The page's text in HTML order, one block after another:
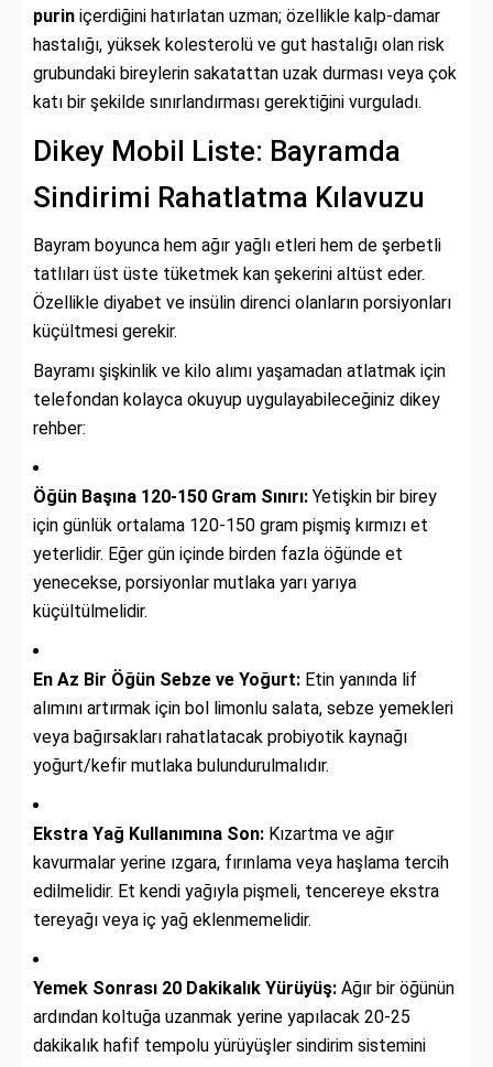
purin içerdiğini hatırlatan uzman; özellikle kalp-damar
hastalığı, yüksek kolesterolü ve gut hastalığı olan risk
grubundaki bireylerin sakatattan uzak durması veya çok
katı bir şekilde sınırlandırması gerektiğini vurguladı.
Dikey Mobil Liste: Bayramda
Sindirimi Rahatlatma Kılavuzu
Bayram boyunca hem ağır yağlı etleri hem de şerbetli
tatlıları üst üste tüketmek kan şekerini altüst eder.
Özellikle diyabet ve insülin direnci olanların porsiyonları
küçültmesi gerekir.
Bayramı şişkinlik ve kilo alımı yaşamadan atlatmak için
telefondan kolayca okuyup uygulayabileceğiniz dikey
rehber:
Öğün Başına 120-150 Gram Sınırı: Yetişkin bir birey
için günlük ortalama 120-150 gram pişmiş kırmızı et
yeterlidir. Eğer gün içinde birden fazla öğünde et
yenecekse, porsiyonlar mutlaka yarı yarıya
küçültülmelidir.
En Az Bir Öğün Sebze ve Yoğurt: Etin yanında lif
alımını artırmak için bol limonlu salata, sebze yemekleri
veya bağırsakları rahatlatacak probiyotik kaynağı
yoğurt/kefir mutlaka bulundurulmalıdır.
Ekstra Yağ Kullanımına Son: Kızartma ve ağır
kavurmalar yerine ızgara, fırınlama veya haşlama tercih
edilmelidir. Et kendi yağıyla pişmeli, tencereye ekstra
tereyağı veya iç yağ eklenmemelidir.
Yemek Sonrası 20 Dakikalık Yürüyüş: Ağır bir öğünün
ardından koltuğa uzanmak yerine yapılacak 20-25
dakikalık hafif tempolu yürüyüşler sindirim sistemini